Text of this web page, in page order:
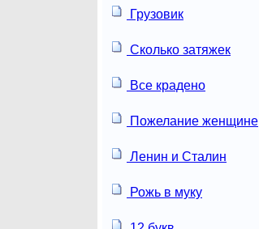
Грузовик
Сколько затяжек
Все крадено
Пожелание женщине
Ленин и Сталин
Рожь в муку